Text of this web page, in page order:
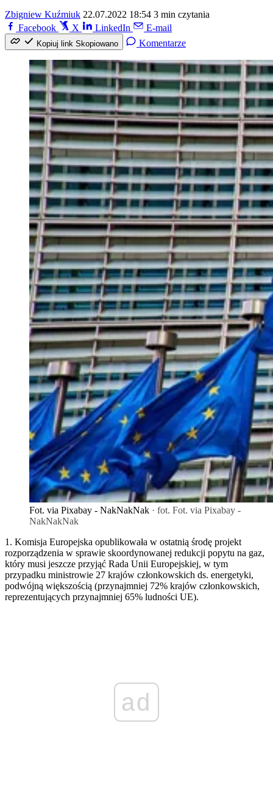
Zbigniew Kuźmiuk 22.07.2022 18:54 3 min czytania
Facebook
X LinkedIn E-mail
Kopiuj link Skopiowano Komentarze
Fot. via Pixabay - NakNakNak · fot. Fot. via Pixabay -
NakNakNak
1. Komisja Europejska opublikowała w ostatnią środę projekt
rozporządzenia w sprawie skoordynowanej redukcji popytu na gaz,
który musi jeszcze przyjąć Rada Unii Europejskiej, w tym
przypadku ministrowie 27 krajów członkowskich ds. energetyki,
podwójną większością (przynajmniej 72% krajów członkowskich,
reprezentujących przynajmniej 65% ludności UE).
ad